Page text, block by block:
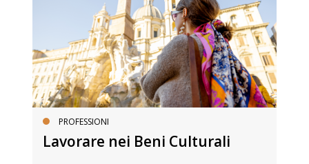
PROFESSIONI
Lavorare nei Beni Culturali